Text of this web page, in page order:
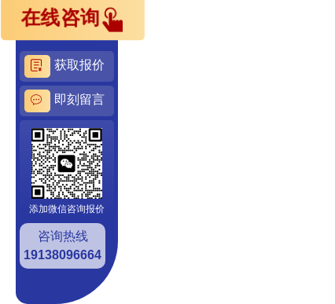
在线咨询
获取报价
即刻留言
添加微信咨询报价
咨询热线
19138096664